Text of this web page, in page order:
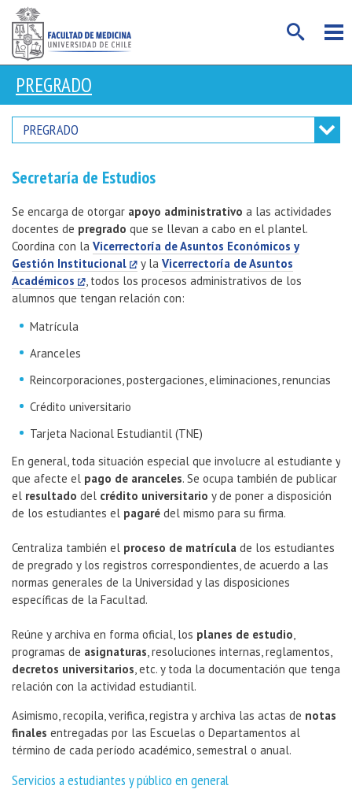
PREGRADO
PREGRADO
Secretaría de Estudios
Se encarga de otorgar apoyo administrativo a las actividades
docentes de pregrado que se llevan a cabo en el plantel.
Coordina con la Vicerrectoría de Asuntos Económicos y
Gestión Institucional
y la Vicerrectoría de Asuntos
Académicos
, todos los procesos administrativos de los
alumnos que tengan relación con:
Matrícula
Aranceles
Reincorporaciones, postergaciones, eliminaciones, renuncias
Crédito universitario
Tarjeta Nacional Estudiantil (TNE)
En general, toda situación especial que involucre al estudiante y
que afecte el pago de aranceles. Se ocupa también de publicar
el resultado del crédito universitario y de poner a disposición
de los estudiantes el pagaré del mismo para su firma.
Centraliza también el proceso de matrícula de los estudiantes
de pregrado y los registros correspondientes, de acuerdo a las
normas generales de la Universidad y las disposiciones
específicas de la Facultad.
Reúne y archiva en forma oficial, los planes de estudio,
programas de asignaturas, resoluciones internas, reglamentos,
decretos universitarios, etc. y toda la documentación que tenga
relación con la actividad estudiantil.
Asimismo, recopila, verifica, registra y archiva las actas de notas
finales entregadas por las Escuelas o Departamentos al
término de cada período académico, semestral o anual.
Servicios a estudiantes y público en general